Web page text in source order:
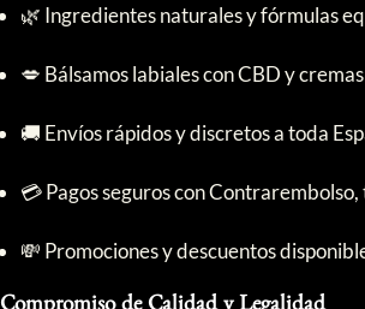
🌿 Ingredientes naturales y fórmulas
💋 Bálsamos labiales con CBD y
🚚 Envíos rápidos y discretos a toda
💳 Pagos seguros con
💸 Promociones y descuentos